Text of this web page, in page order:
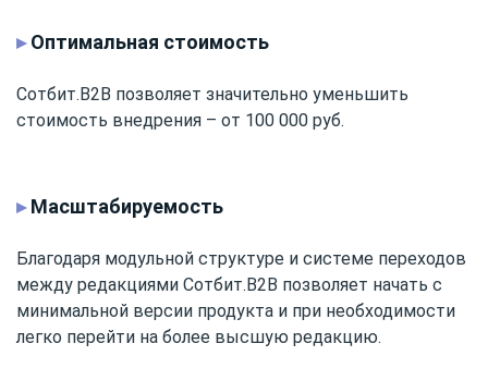
▸Оптимальная стоимость
Сотбит.B2B позволяет значительно уменьшить
стоимость внедрения – от 100 000 руб.
▸Масштабируемость
Благодаря модульной структуре и системе переходов
между редакциями Сотбит.B2B позволяет начать с
минимальной версии продукта и при необходимости
легко перейти на более высшую редакцию.